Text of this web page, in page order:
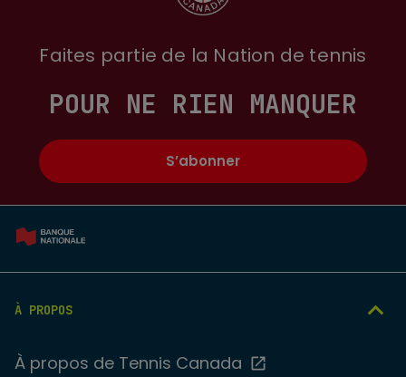
À PROPOS
À propos de Tennis Canada
Faites partie de la Nation de tennis
POUR NE RIEN MANQUER
S’abonner